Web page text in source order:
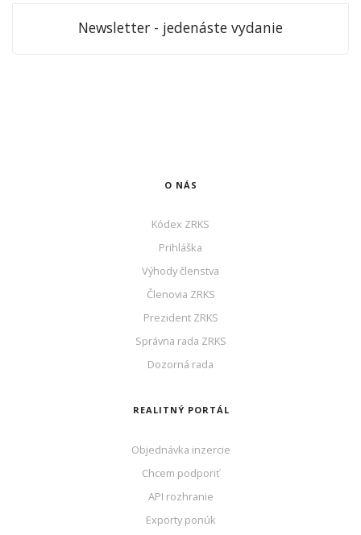
Newsletter - jedenáste vydanie
O NÁS
Kódex ZRKS
Prihláška
Výhody členstva
Členovia ZRKS
Prezident ZRKS
Správna rada ZRKS
Dozorná rada
REALITNÝ PORTÁL
Objednávka inzercie
Chcem podporiť
API rozhranie
Exporty ponúk